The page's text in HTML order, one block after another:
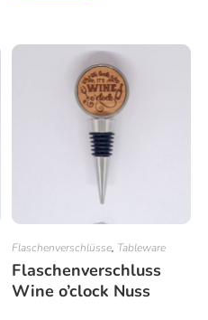
Flaschenverschlüsse, Tableware
Flaschenverschluss
Wine o’clock Nuss